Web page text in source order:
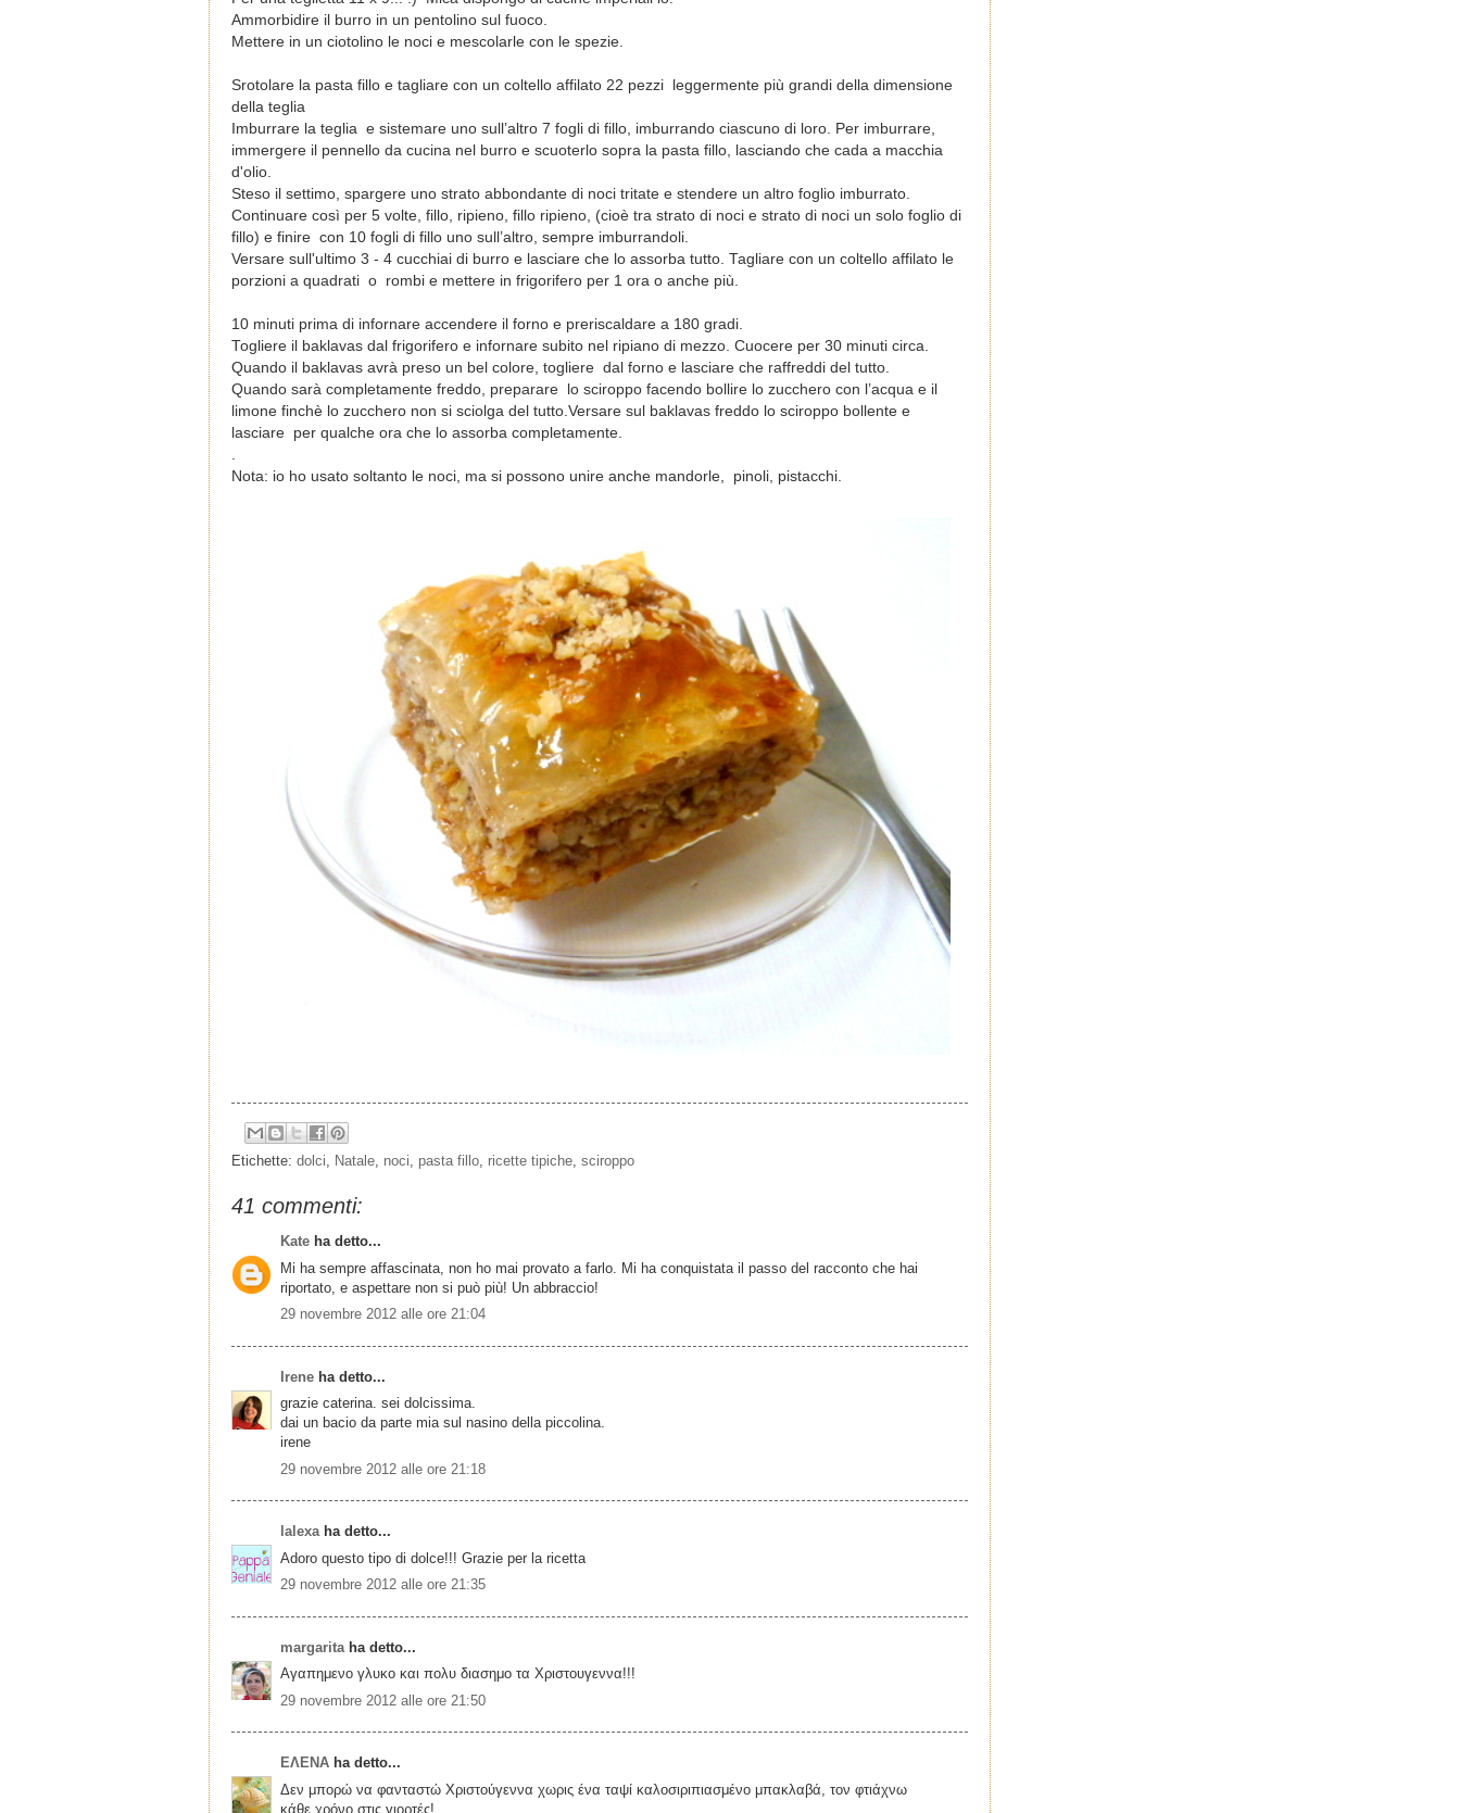
Ammorbidire il burro in un pentolino sul fuoco.
Mettere in un ciotolino le noci e mescolarle con le spezie.
Srotolare la pasta fillo e tagliare con un coltello affilato 22 pezzi leggermente più grandi della dimensione
della teglia
Imburrare la teglia e sistemare uno sull’altro 7 fogli di fillo, imburrando ciascuno di loro. Per imburrare,
immergere il pennello da cucina nel burro e scuoterlo sopra la pasta fillo, lasciando che cada a macchia
d'olio.
Steso il settimo, spargere uno strato abbondante di noci tritate e stendere un altro foglio imburrato.
Continuare così per 5 volte, fillo, ripieno, fillo ripieno, (cioè tra strato di noci e strato di noci un solo foglio di
fillo) e finire con 10 fogli di fillo uno sull’altro, sempre imburrandoli.
Versare sull'ultimo 3 - 4 cucchiai di burro e lasciare che lo assorba tutto. Tagliare con un coltello affilato le
porzioni a quadrati o rombi e mettere in frigorifero per 1 ora o anche più.
10 minuti prima di infornare accendere il forno e preriscaldare a 180 gradi.
Togliere il baklavas dal frigorifero e infornare subito nel ripiano di mezzo. Cuocere per 30 minuti circa.
Quando il baklavas avrà preso un bel colore, togliere dal forno e lasciare che raffreddi del tutto.
Quando sarà completamente freddo, preparare lo sciroppo facendo bollire lo zucchero con l’acqua e il
limone finchè lo zucchero non si sciolga del tutto.Versare sul baklavas freddo lo sciroppo bollente e
lasciare per qualche ora che lo assorba completamente.
.
Nota: io ho usato soltanto le noci, ma si possono unire anche mandorle, pinoli, pistacchi.
Etichette: dolci Natale noci pasta fillo ricette tipiche sciroppo
41 commenti:
Kate ha detto...
Mi ha sempre affascinata, non ho mai provato a farlo. Mi ha conquistata il passo del racconto che hai
riportato, e aspettare non si può più! Un abbraccio!
29 novembre 2012 alle ore 21:04
Irene ha detto...
grazie caterina. sei dolcissima.
dai un bacio da parte mia sul nasino della piccolina.
irene
29 novembre 2012 alle ore 21:18
lalexaha detto...
Adoro questo tipo di dolce!!! Grazie per la ricetta
29 novembre 2012 alle ore 21:35
margarita ha detto...
Αγαπημενο γλυκο και πολυ διασημο τα Χριστουγεννα!!!
29 novembre 2012 alle ore 21:50
ΕΛΕΝΑ ha detto...
Δεν μπορώ να φανταστώ Χριστούγεννα χωρις ένα ταψί καλοσιριπιασμένο μπακλαβά, τον φτιάχνω
κάθε χρόνο στις γιορτές!